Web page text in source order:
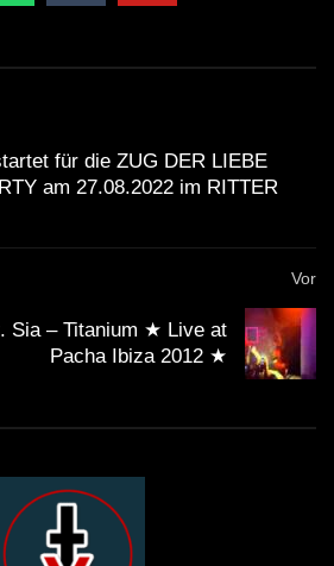
für die ZUG DER LIEBE
am 27.08.2022 im RITTER
Vor
Sia – Titanium ★ Live at
Pacha Ibiza 2012 ★